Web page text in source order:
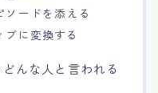
ードを添える
に変換する
んな人と言われる